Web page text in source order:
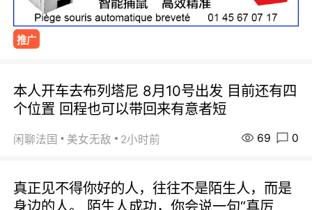
推广
本人开车去布列塔尼 8月10号出发 目前还有四
个位置 回程也可以带回来有意者短
闲聊法国 美女无敌 2小时前 69 0
真正见不得你好的人，往往不是陌生人，而是
身边的人。 陌生人成功，你会说一句“真厉